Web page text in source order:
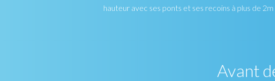
hauteur avec ses ponts et ses recoins à plus de
Avant